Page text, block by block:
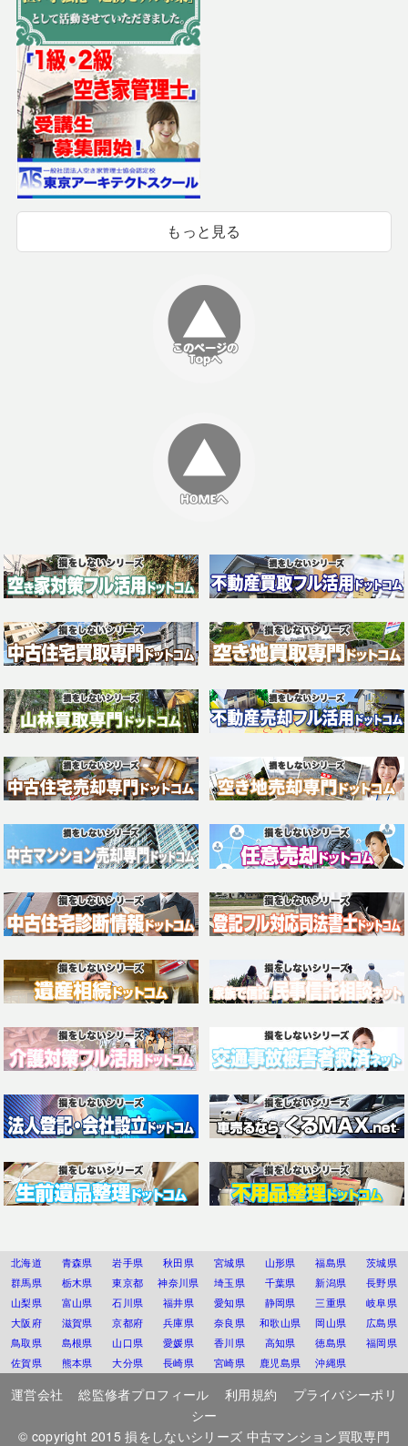
もっと見る
北海道 青森県 岩手県 秋田県 宮城県 山形県 福島県
茨城県
群馬県
栃木県 東京都 神奈川県 埼玉県 千葉県 新潟県
長野県
山梨県
富山県 石川県 福井県 愛知県 静岡県 三重県
岐阜県
大阪府
滋賀県 京都府 兵庫県 奈良県 和歌山県 岡山県
広島県
鳥取県
島根県 山口県 愛媛県 香川県 高知県 徳島県
福岡県
佐賀県
熊本県 大分県 長崎県 宮崎県 鹿児島県 沖縄県
運営会社 総監修者プロフィール 利用規約
プライバシーポリ
シー
© copyright 2015損をしないシリーズ 中古マンション買取専門